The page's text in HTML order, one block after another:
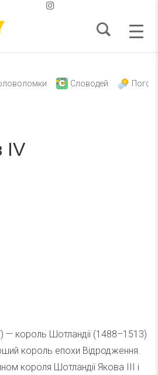
Словодей
IV
— король Шотландії (1488–1513)
король епохи Відродження.
короля Шотландії Якова III і